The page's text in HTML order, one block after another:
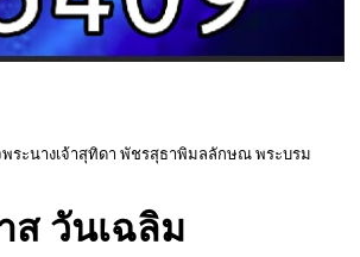
ระนางเจ้าสุทิดา พัชรสุธาพิมลลักษณ พระบรม
ส วันเฉลิม